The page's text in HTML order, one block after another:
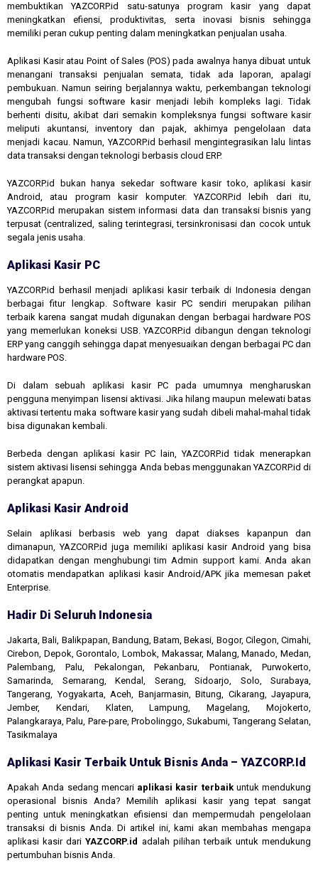
membuktikan YAZCORP.id satu-satunya program kasir yang dapat
meningkatkan efiensi, produktivitas, serta inovasi bisnis sehingga
memiliki peran cukup penting dalam meningkatkan penjualan usaha.
Aplikasi Kasir atau Point of Sales (POS) pada awalnya hanya dibuat untuk
menangani transaksi penjualan semata, tidak ada laporan, apalagi
pembukuan. Namun seiring berjalannya waktu, perkembangan teknologi
mengubah fungsi software kasir menjadi lebih kompleks lagi. Tidak
berhenti disitu, akibat dari semakin kompleksnya fungsi software kasir
meliputi akuntansi, inventory dan pajak, akhirnya pengelolaan data
menjadi kacau. Namun, YAZCORP.id berhasil mengintegrasikan lalu lintas
data transaksi dengan teknologi berbasis cloud ERP.
YAZCORP.id bukan hanya sekedar software kasir toko, aplikasi kasir
Android, atau program kasir komputer. YAZCORP.id lebih dari itu,
YAZCORP.id merupakan sistem informasi data dan transaksi bisnis yang
terpusat (centralized, saling terintegrasi, tersinkronisasi dan cocok untuk
segala jenis usaha.
Aplikasi Kasir PC
YAZCORP.id berhasil menjadi aplikasi kasir terbaik di Indonesia dengan
berbagai fitur lengkap. Software kasir PC sendiri merupakan pilihan
terbaik karena sangat mudah digunakan dengan berbagai hardware POS
yang memerlukan koneksi USB. YAZCORP.id dibangun dengan teknologi
ERP yang canggih sehingga dapat menyesuaikan dengan berbagai PC dan
hardware POS.
Di dalam sebuah aplikasi kasir PC pada umumnya mengharuskan
pengguna menyimpan lisensi aktivasi. Jika hilang maupun melewati batas
aktivasi tertentu maka software kasir yang sudah dibeli mahal-mahal tidak
bisa digunakan kembali.
Berbeda dengan aplikasi kasir PC lain, YAZCORP.id tidak menerapkan
sistem aktivasi lisensi sehingga Anda bebas menggunakan YAZCORP.id di
perangkat apapun.
Aplikasi Kasir Android
Selain aplikasi berbasis web yang dapat diakses kapanpun dan
dimanapun, YAZCORP.id juga memiliki aplikasi kasir Android yang bisa
didapatkan dengan menghubungi tim Admin support kami. Anda akan
otomatis mendapatkan aplikasi kasir Android/APK jika memesan paket
Enterprise.
Hadir Di Seluruh Indonesia
Jakarta, Bali, Balikpapan, Bandung, Batam, Bekasi, Bogor, Cilegon, Cimahi,
Cirebon, Depok, Gorontalo, Lombok, Makassar, Malang, Manado, Medan,
Palembang, Palu, Pekalongan, Pekanbaru, Pontianak, Purwokerto,
Samarinda, Semarang, Kendal, Serang, Sidoarjo, Solo, Surabaya,
Tangerang, Yogyakarta, Aceh, Banjarmasin, Bitung, Cikarang, Jayapura,
Jember, Kendari, Klaten, Lampung, Magelang, Mojokerto,
Palangkaraya, Palu, Pare-pare, Probolinggo, Sukabumi, Tangerang Selatan,
Tasikmalaya
Aplikasi Kasir Terbaik Untuk Bisnis Anda – YAZCORP.id
Apakah Anda sedang mencari aplikasi kasir terbaikuntuk mendukung
operasional bisnis Anda? Memilih aplikasi kasir yang tepat sangat
penting untuk meningkatkan efisiensi dan mempermudah pengelolaan
transaksi di bisnis Anda. Di artikel ini, kami akan membahas mengapa
aplikasi kasir dariYAZCORP.id adalah pilihan terbaik untuk mendukung
pertumbuhan bisnis Anda.